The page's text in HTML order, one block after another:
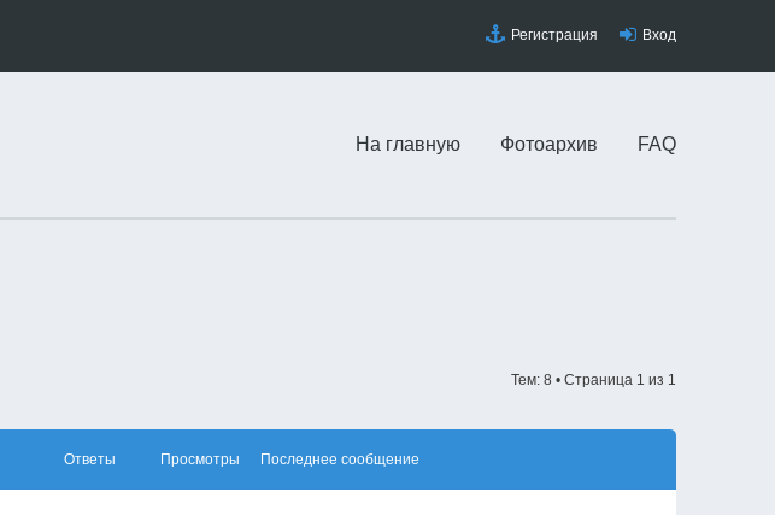
Регистрация Вход
На главную Фотоархив FAQ
Тем: 8 • Страница 1 из 1
Ответы Просмотры Последнее сообщение